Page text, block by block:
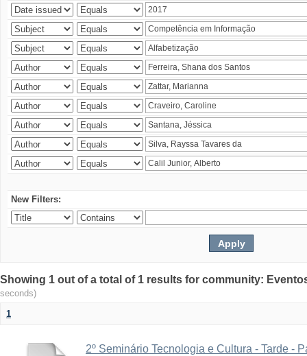
New Filters:
Showing 1 out of a total of 1 results for community:
seconds)
1
2º Seminário Tecnologia e Cultura - Tarde -